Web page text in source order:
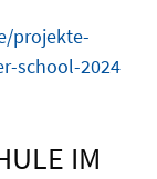
projekte-
school-2024
IM